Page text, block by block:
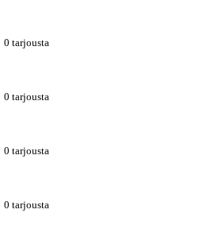
0 tarjousta
0 tarjousta
0 tarjousta
0 tarjousta